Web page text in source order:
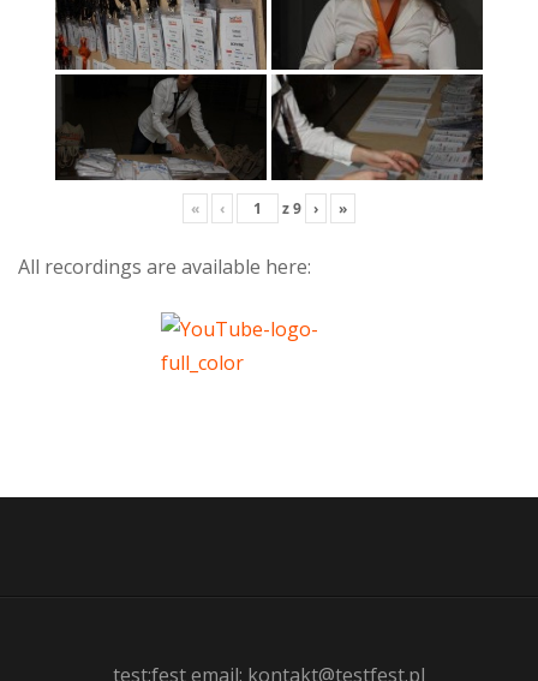
« ‹ z9 › »
All recordings are available here:
test:fest email: kontakt@testfest.pl